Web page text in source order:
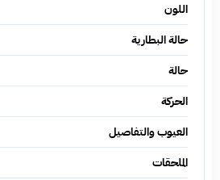
اللون
حالة البطارية
حالة
الحركة
العيوب والتفاصيل
الملحقات